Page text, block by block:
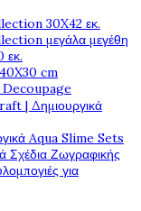
30X42 εκ.
μεγάλα μεγέθη
εκ.
cm
Decoupage
| Δημιουργικά
Aqua Slime Sets
Σχέδια Ζωγραφικής
για